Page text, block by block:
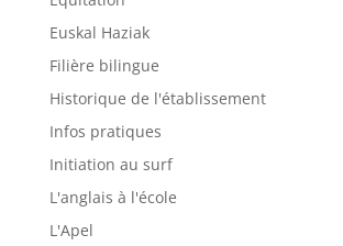
Euskal Haziak
Filière bilingue
Historique de l'établissement
Infos pratiques
Initiation au surf
L'anglais à l'école
L'Apel